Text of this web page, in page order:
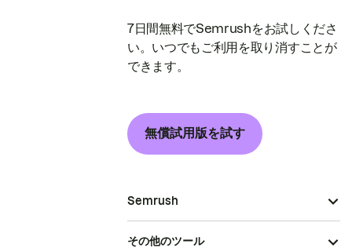
7日間無料でSemrushをお試しくださ
い。いつでもご利用を取り消すことが
できます。
無償試用版を試す
Semrush
その他のツール